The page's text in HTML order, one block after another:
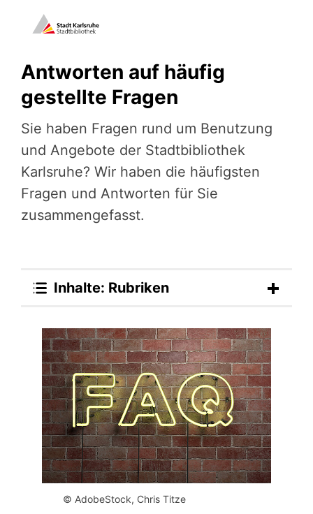
Antworten auf häufig
gestellte Fragen
Sie haben Fragen rund um Benutzung
und Angebote der Stadtbibliothek
Karlsruhe? Wir haben die häufigsten
Fragen und Antworten für Sie
zusammengefasst.
Inhalte: Rubriken
© AdobeStock, Chris Titze